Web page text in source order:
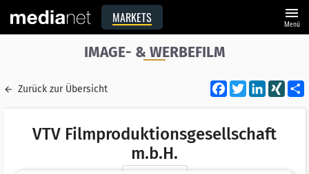
MARKETS menu
Menü
IMAGE- & WERBEFILM
Zurück zur Übersicht Facebook
Twitter XING
VTV Filmproduktionsgesellschaft
m.b.H.